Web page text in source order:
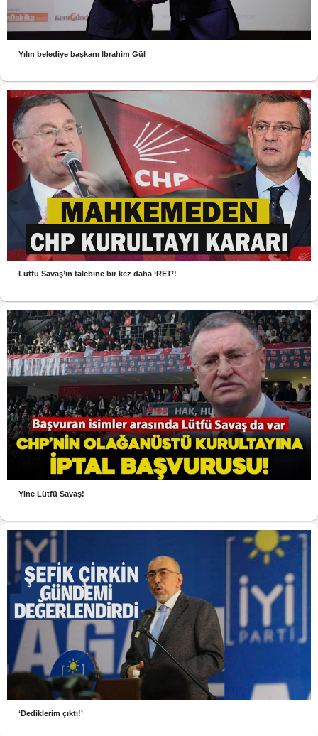
Yılın belediye başkanı İbrahim Gül
Lütfü Savaş’ın talebine bir kez daha ‘RET’!
Yine Lütfü Savaş!
‘Dediklerim çıktı!’